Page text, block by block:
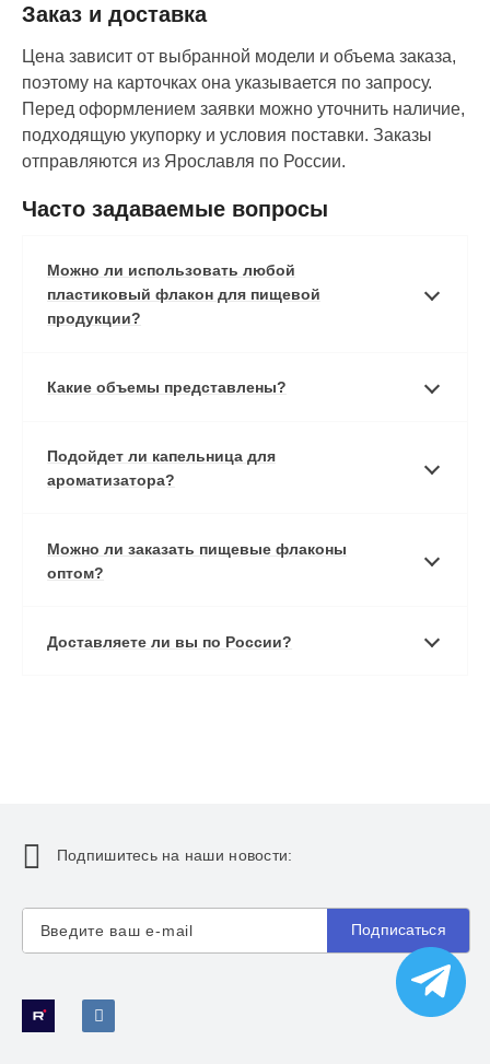
Заказ и доставка
Цена зависит от выбранной модели и объема заказа,
поэтому на карточках она указывается по запросу.
Перед оформлением заявки можно уточнить наличие,
подходящую укупорку и условия поставки. Заказы
отправляются из Ярославля по России.
Часто задаваемые вопросы
Можно ли использовать любой
пластиковый флакон для пищевой
продукции?
Какие объемы представлены?
Подойдет ли капельница для
ароматизатора?
Можно ли заказать пищевые флаконы
оптом?
Доставляете ли вы по России?
Подпишитесь на наши новости:
Подписаться